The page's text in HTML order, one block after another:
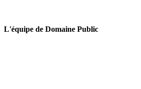
L'équipe de Domaine Public